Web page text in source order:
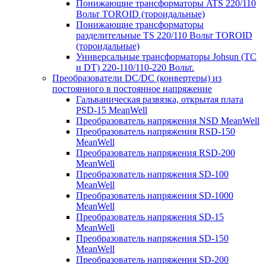
Понижающие трансформаторы ATS 220/110
Вольт TOROID (тороидальные)
Понижающие трансформаторы
разделительные TS 220/110 Вольт TOROID
(тороидальные)
Универсальные трансформаторы Johsun (TС
и DT) 220-110/110-220 Вольт.
Преобразователи DC/DC (конвертеры) из
постоянного в постоянное напряжение
Гальваническая развязка, открытая плата
PSD-15 MeanWell
Преобразователь напряжения NSD MeanWell
Преобразователь напряжения RSD-150
MeanWell
Преобразователь напряжения RSD-200
MeanWell
Преобразователь напряжения SD-100
MeanWell
Преобразователь напряжения SD-1000
MeanWell
Преобразователь напряжения SD-15
MeanWell
Преобразователь напряжения SD-150
MeanWell
Преобразователь напряжения SD-200